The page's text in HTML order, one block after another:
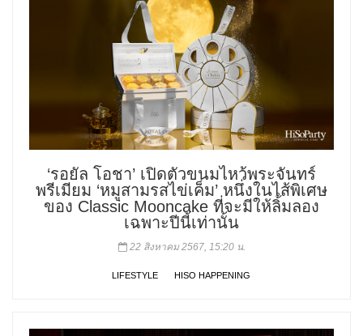
‘รอยัล โอชา’ เปิดตัวขนมไหว้พระจันทร์
พรีเมียม ‘หมูสามรสไข่เค็ม’ หนึ่งในไส้พิเศษ
ของ Classic Mooncake ที่จะมีให้ลิ้มลอง
เฉพาะปีนี้เท่านั้น
22 สิงหาคม 2567, 15:20 น.
LIFESTYLE HISO HAPPENING